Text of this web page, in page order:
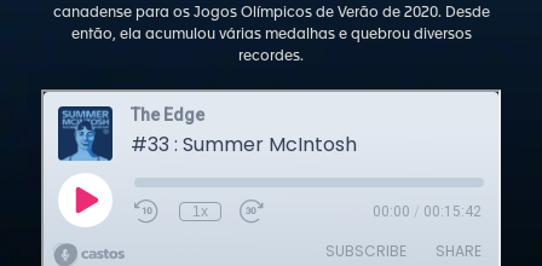
canadense para os Jogos Olímpicos de Verão de 2020. Desde
então, ela acumulou várias medalhas e quebrou diversos
recordes.